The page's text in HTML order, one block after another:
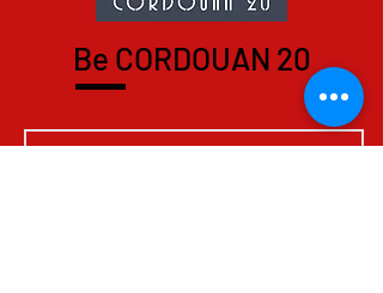
Be CORDOUAN 20